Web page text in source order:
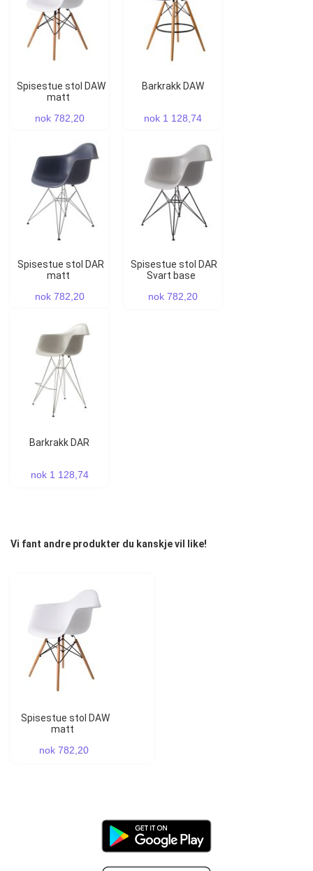
Spisestue stol DAW
matt
nok 782,20
Barkrakk DAW
nok 1 128,74
Spisestue stol DAR
matt
nok 782,20
Spisestue stol DAR
Svart base
nok 782,20
Barkrakk DAR
nok 1 128,74
Vi fant andre produkter du kanskje vil like!
Spisestue stol DAW
matt
nok 782,20